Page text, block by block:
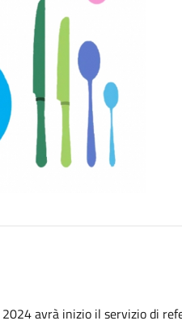
avrà inizio il servizio di